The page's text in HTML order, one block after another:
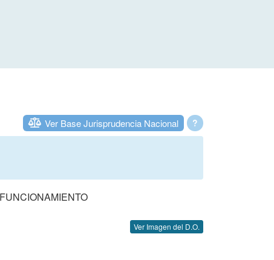
?
Ver Base Jurisprudencia Nacional
Ver Imagen del D.O.